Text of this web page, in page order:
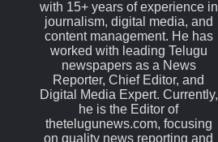
with 15+ years of experience in
journalism, digital media, and
content management. He has
worked with leading Telugu
newspapers as a News
Reporter, Chief Editor, and
Digital Media Expert. Currently,
he is the Editor of
thetelugunews.com, focusing
on quality news reporting and